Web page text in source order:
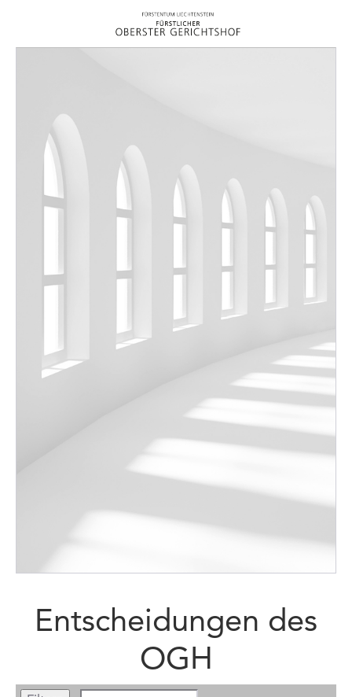
Entscheidungen des
OGH